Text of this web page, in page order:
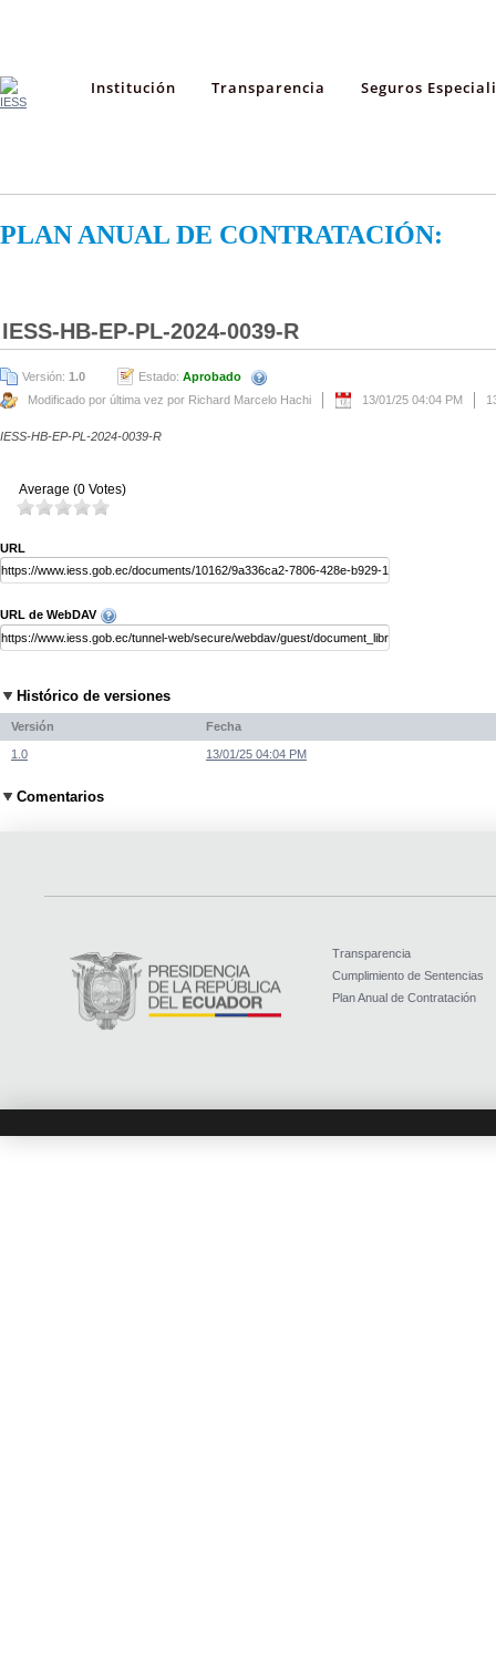
Institución Transparencia Seguros
PLAN ANUAL DE CONTRATACIÓN:
IESS-HB-EP-PL-2024-0039-R
Versión: 1.0 Estado: Aprobado
Modificado por última vez por Richard Marcelo Hachi
13/01/25 04:04 PM
IESS-HB-EP-PL-2024-0039-R
Average (0 Votes)
URL
URL de WebDAV
Histórico de versiones
Versión Fecha
1.0 13/01/25 04:04 PM
Comentarios
Transparencia
Cumplimiento de Sentencias
Plan Anual de Contratación